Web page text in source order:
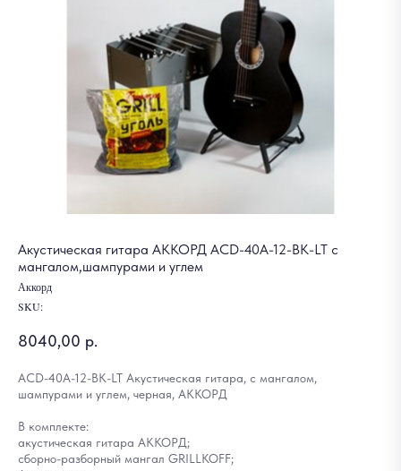
Акустическая гитара АККОРД ACD-40A-12-BK-LT с
мангалом,шампурами и углем
Аккорд
SKU:
8040,00 р.
ACD-40A-12-BK-LT Акустическая гитара, с мангалом,
шампурами и углем, черная, АККОРД
В комплекте:
акустическая гитара АККОРД;
сборно-разборный мангал GRILLKOFF;